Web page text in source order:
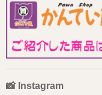
📸 Instagram